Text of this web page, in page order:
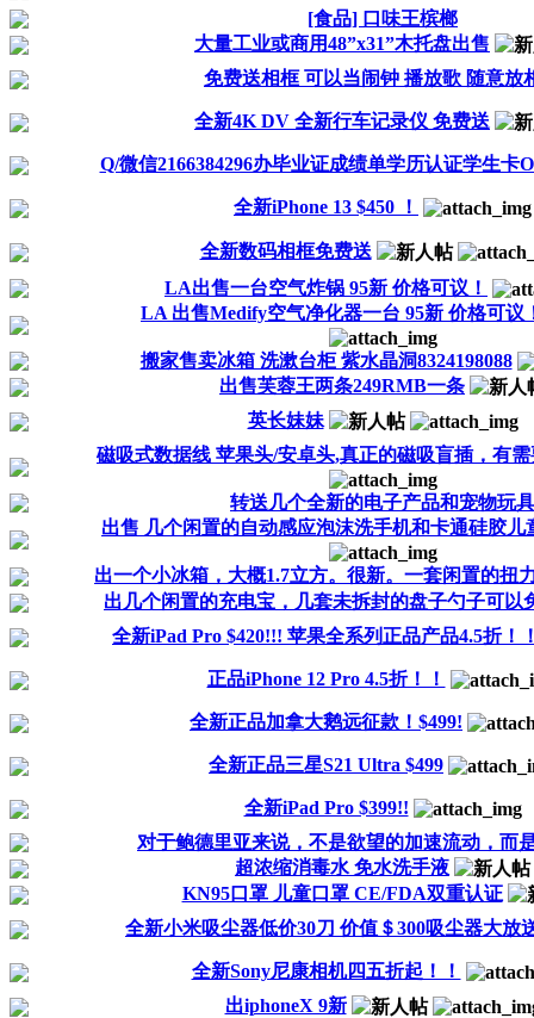
[食品] 口味王槟榔
大量工业或商用48”x31”木托盘出售
免费送相框 可以当闹钟 播放歌 随意放
全新4K DV 全新行车记录仪 免费送
Q/微信2166384296办毕业证成绩单学历认证学生卡
全新iPhone 13 $450 ！
全新数码相框免费送
LA出售一台空气炸锅 95新 价格可议！
LA 出售Medify空气净化器一台 95新 价格可议
搬家售卖冰箱 洗漱台柜 紫水晶洞8324198088
出售芙蓉王两条249RMB一条
英长妹妹
磁吸式数据线 苹果头/安卓头,真正的磁吸盲插，有
转送几个全新的电子产品和宠物玩具
出售 几个闲置的自动感应泡沫洗手机和卡通硅胶儿
出一个小冰箱，大概1.7立方。很新。一套闲置的扭
出几个闲置的充电宝，几套未拆封的盘子勺子可以
全新iPad Pro $420!!! 苹果全系列正品产品4.5折！
正品iPhone 12 Pro 4.5折！！
全新正品加拿大鹅远征款！$499!
全新正品三星S21 Ultra $499
全新iPad Pro $399!!
对于鲍德里亚来说，不是欲望的加速流动，而
超浓缩消毒水 免水洗手液
KN95口罩 儿童口罩 CE/FDA双重认证
全新小米吸尘器低价30刀 价值＄300吸尘器大放
全新Sony尼康相机四五折起！！
出iphoneX 9新